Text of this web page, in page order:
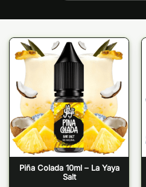
Piña Colada 10ml – La Yaya
Salt